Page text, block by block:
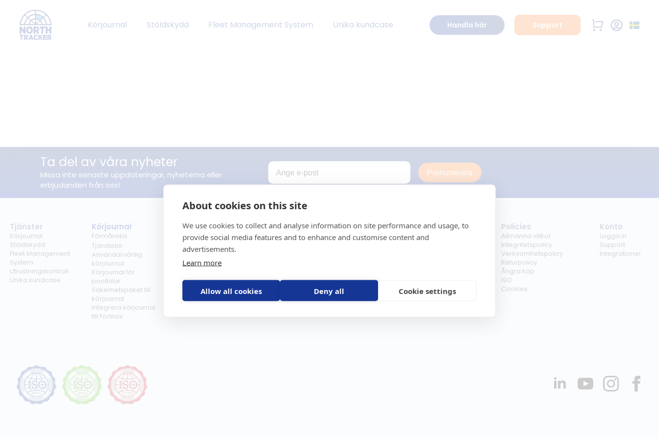
About cookies on this site
We use cookies to collect and analyse information on site performance and usage, to
provide social media features and to enhance and customise content and
advertisements.
Learn more
Allow all cookies Deny all Cookie settings
Körjournal Stöldskydd Fleet Management System Unika kundcase Handla här Support
Ta del av våra nyheter
Missa inte senaste uppdateringar, nyheterna eller
erbjudanden från oss!
Prenumerera
Tjänster
Körjournal
Stöldskydd
Fleet Management
System
Utrustningskontroll
Unika kundcase
Körjournal
Förmånsbil
Tjänstebil
Användarvänlig
körjournal
Körjournal för
poolbilar
Säkerhetspaket till
körjournal
Integrera körjournal
till Fortnox
Regelverk
Milersättning
Regler för tjänstebil
Regler för
förmånsbil
GPS-trackers
Scout 2.0
Stöldskydd
Båt
Åkgräsklippare
Moped
Vattenskoter
Företag
Om oss
Policies
Allmänna villkor
Integritetspolicy
Verksamhetspolicy
Returpolicy
Ångra köp
ISO
Cookies
Konto
Logga in
Support
Integrationer